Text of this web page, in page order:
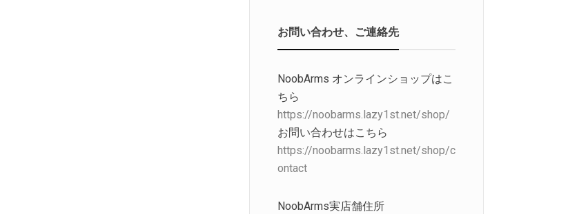
お問い合わせ、ご連絡先
NoobArms オンラインショップはこ
ちら
https://noobarms.lazy1st.net/shop/
お問い合わせはこちら
https://noobarms.lazy1st.net/shop/c
ontact
NoobArms実店舗住所